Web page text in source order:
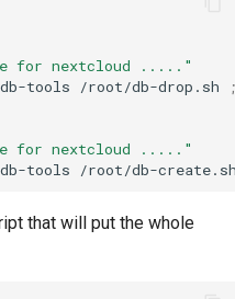
for nextcloud ....."
db-tools /root/db-drop.sh
for nextcloud ....."
db-tools /root/db-
that will put the whole